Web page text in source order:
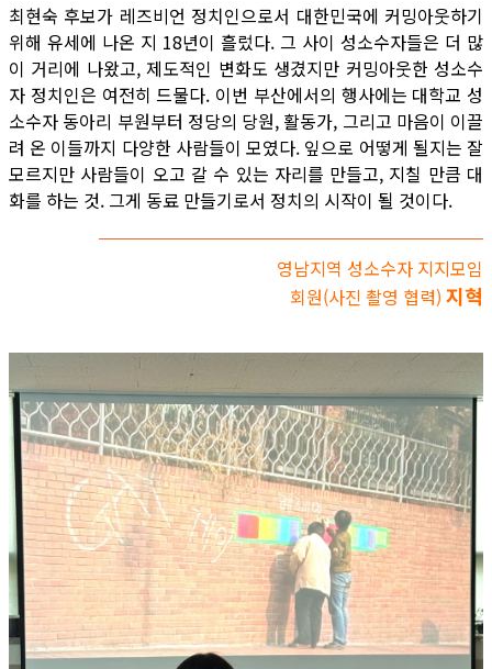
최현숙 후보가 레즈비언 정치인으로서 대한민국에 커밍아웃하기
위해 유세에 나온 지 18년이 흘렀다. 그 사이 성소수자들은 더 많
이 거리에 나왔고, 제도적인 변화도 생겼지만 커밍아웃한 성소수
자 정치인은 여전히 드물다. 이번 부산에서의 행사에는 대학교 성
소수자 동아리 부원부터 정당의 당원, 활동가, 그리고 마음이 이끌
려 온 이들까지 다양한 사람들이 모였다. 잎으로 어떻게 될지는 잘
모르지만 사람들이 오고 갈 수 있는 자리를 만들고, 지칠 만큼 대
화를 하는 것. 그게 동료 만들기로서 정치의 시작이 될 것이다.
영남지역 성소수자 지지모임
회원(사진 촬영 협력) 지혁